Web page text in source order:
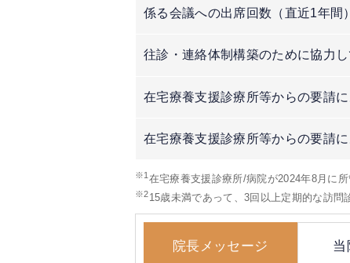
係る会議への出席回数（直近1年間）
往診・連絡体制構築のために協力
在宅療養支援診療所等からの要請
在宅療養支援診療所等からの要請
※1 在宅療養支援診療所/病院が2024年8月に
※215歳未満であって、3回以上定期的な訪問
院長メッセージ 当